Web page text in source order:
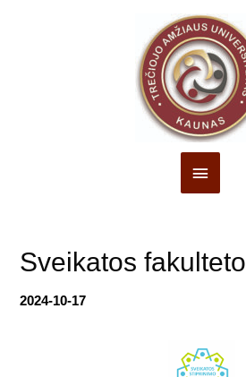
Sveikatos
2024-10-17